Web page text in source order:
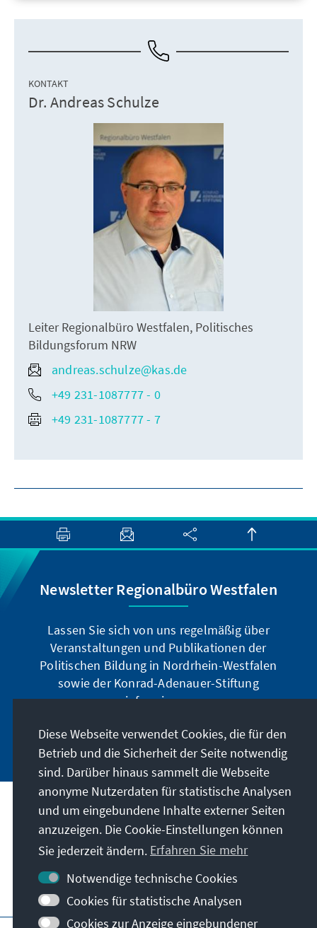
KONTAKT
Dr. Andreas Schulze
Leiter Regionalbüro Westfalen, Politisches
Bildungsforum NRW
andreas.schulze@kas.de
+49 231-1087777 - 0
+49 231-1087777 - 7
Newsletter Regionalbüro Westfalen
Lassen Sie sich von uns regelmäßig über
Veranstaltungen und Publikationen der
Politischen Bildung in Nordrhein-Westfalen
sowie der Konrad-Adenauer-Stiftung
informieren.
Jetzt abonnieren
Anschrift
Kontakt
Besuchen Sie auch
Diese Webseite verwendet Cookies, die für den
Betrieb und die Sicherheit der Seite notwendig
sind. Darüber hinaus sammelt die Webseite
anonyme Nutzerdaten für statistische Analysen
und um eingebundene Inhalte externer Seiten
anzuzeigen. Die Cookie-Einstellungen können
Sie jederzeit ändern. Erfahren Sie mehr
Notwendige technische Cookies
Cookies für statistische Analysen
Cookies zur Anzeige eingebundener